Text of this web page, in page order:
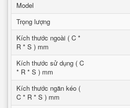
Model
Trọng lượng
Kích thước ngoài ( C *
R * S ) mm
Kích thước sử dụng ( C
* R * S ) mm
Kích thước ngăn kéo (
C * R * S ) mm